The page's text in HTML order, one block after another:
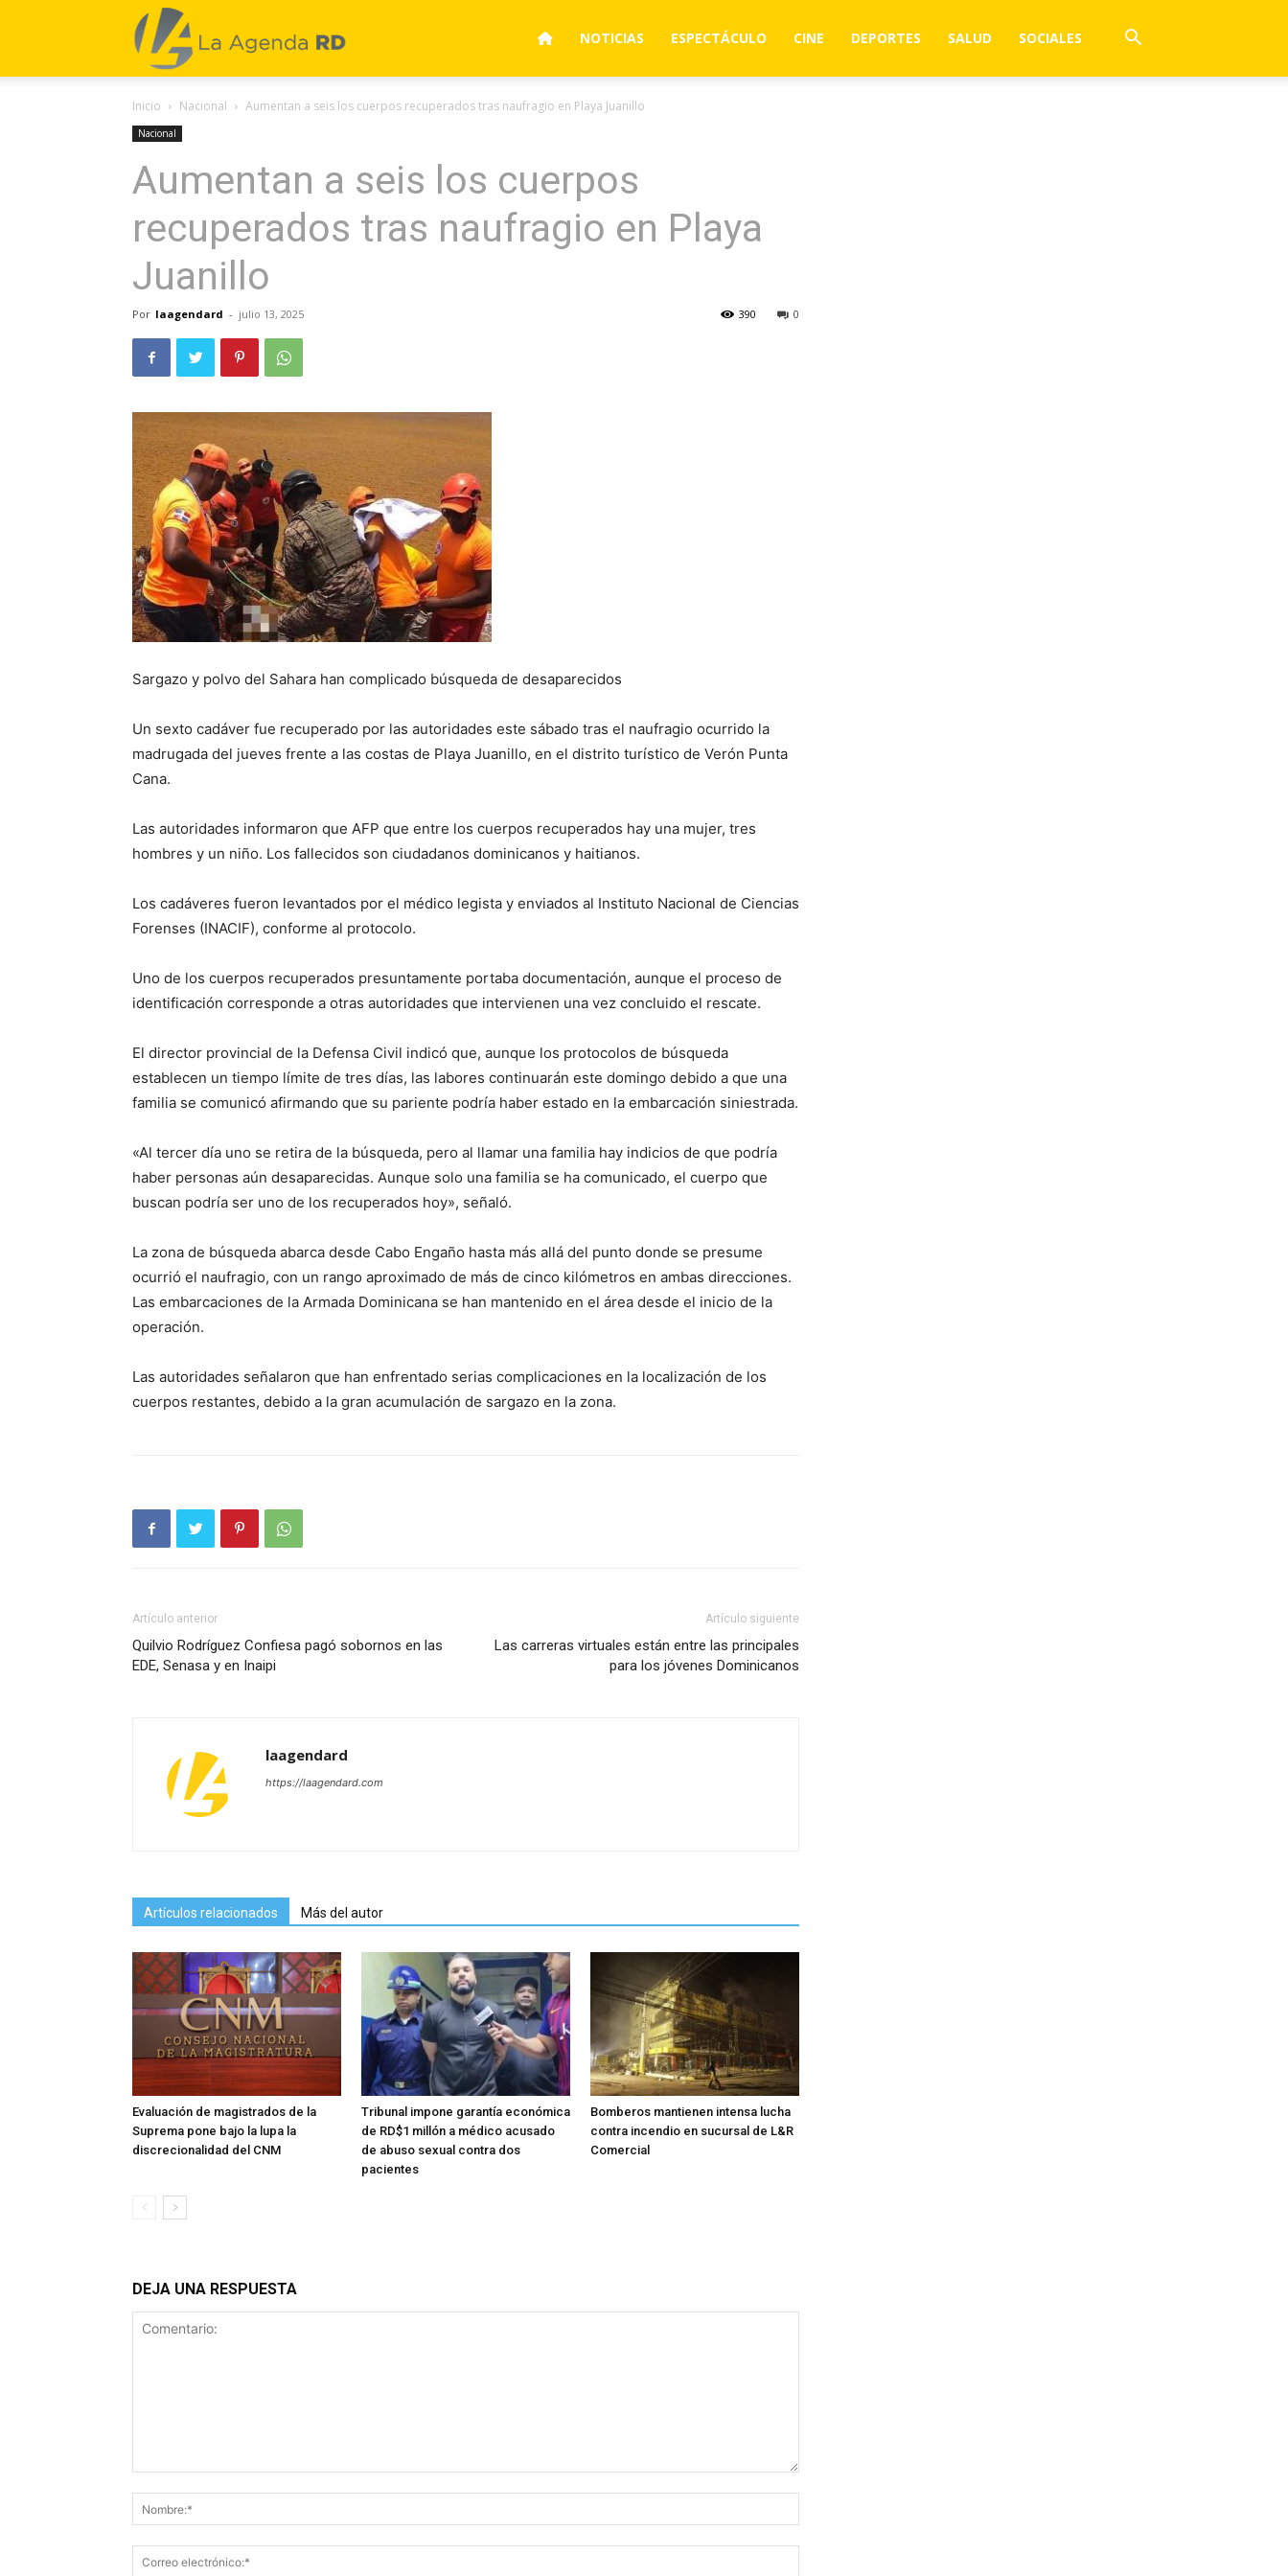
La
Agenda
RD
NOTICIAS ESPECTÁCULO CINE DEPORTES SALUD SOCIALES
Inicio Nacional Aumentan a seis los cuerpos recuperados tras naufragio en Playa Juanillo
Nacional
Aumentan a seis los cuerpos
recuperados tras naufragio en Playa
Juanillo
Por laagendard - julio 13, 2025 0
390
Sargazo y polvo del Sahara han complicado búsqueda de desaparecidos
Un sexto cadáver fue recuperado por las autoridades este sábado tras el naufragio ocurrido la
madrugada del jueves frente a las costas de Playa Juanillo, en el distrito turístico de Verón Punta
Cana.
Las autoridades informaron que AFP que entre los cuerpos recuperados hay una mujer, tres
hombres y un niño. Los fallecidos son ciudadanos dominicanos y haitianos.
Los cadáveres fueron levantados por el médico legista y enviados al Instituto Nacional de Ciencias
Forenses (INACIF), conforme al protocolo.
Uno de los cuerpos recuperados presuntamente portaba documentación, aunque el proceso de
identificación corresponde a otras autoridades que intervienen una vez concluido el rescate.
El director provincial de la Defensa Civil indicó que, aunque los protocolos de búsqueda
establecen un tiempo límite de tres días, las labores continuarán este domingo debido a que una
familia se comunicó afirmando que su pariente podría haber estado en la embarcación siniestrada.
«Al tercer día uno se retira de la búsqueda, pero al llamar una familia hay indicios de que podría
haber personas aún desaparecidas. Aunque solo una familia se ha comunicado, el cuerpo que
buscan podría ser uno de los recuperados hoy», señaló.
La zona de búsqueda abarca desde Cabo Engaño hasta más allá del punto donde se presume
ocurrió el naufragio, con un rango aproximado de más de cinco kilómetros en ambas direcciones.
Las embarcaciones de la Armada Dominicana se han mantenido en el área desde el inicio de la
operación.
Las autoridades señalaron que han enfrentado serias complicaciones en la localización de los
cuerpos restantes, debido a la gran acumulación de sargazo en la zona.
Artículo anterior
Quilvio Rodríguez Confiesa pagó sobornos en las
EDE, Senasa y en Inaipi
Artículo siguiente
Las carreras virtuales están entre las principales
para los jóvenes Dominicanos
laagendard
https://laagendard.com
Artículos relacionados Más del autor
Evaluación de magistrados de la
Suprema pone bajo la lupa la
discrecionalidad del CNM
Tribunal impone garantía económica
de RD$1 millón a médico acusado
de abuso sexual contra dos
pacientes
Bomberos mantienen intensa lucha
contra incendio en sucursal de L&R
Comercial
DEJA UNA RESPUESTA